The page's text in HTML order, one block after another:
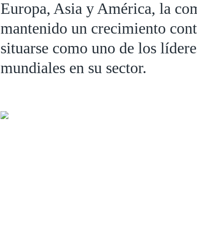
Europa, Asia y América, la
mantenido un crecimiento
situarse como uno de los
mundiales en su sector.